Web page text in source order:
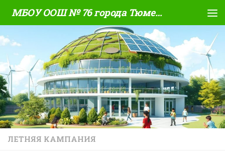
Skip to content МБОУ ООШ № 76 города Тюмени
ЛЕТНЯЯ КАМПАНИЯ